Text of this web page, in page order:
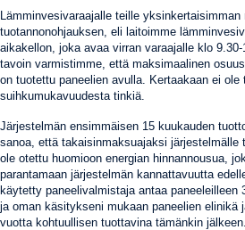
Lämminvesivaraajalle teille yksinkertaisimman
tuotannonohjauksen, eli laitoimme
aikakellon, joka avaa virran varaajalle klo
tavoin varmistimme, että maksimaalinen
on tuotettu paneelien avulla. Kertaakaan ei ole
suihkumukavuudesta tinkiä.
Järjestelmän ensimmäisen 15 kuukauden
sanoa, että takaisinmaksuajaksi järjestelmälle
ole otettu huomioon energian hinnannousua,
parantamaan järjestelmän kannattavuutta
käytetty paneelivalmistaja antaa paneeleilleen
ja oman käsitykseni mukaan paneelien elinikä
vuotta kohtuullisen tuottavina tämänkin